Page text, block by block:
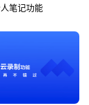
笔记功能